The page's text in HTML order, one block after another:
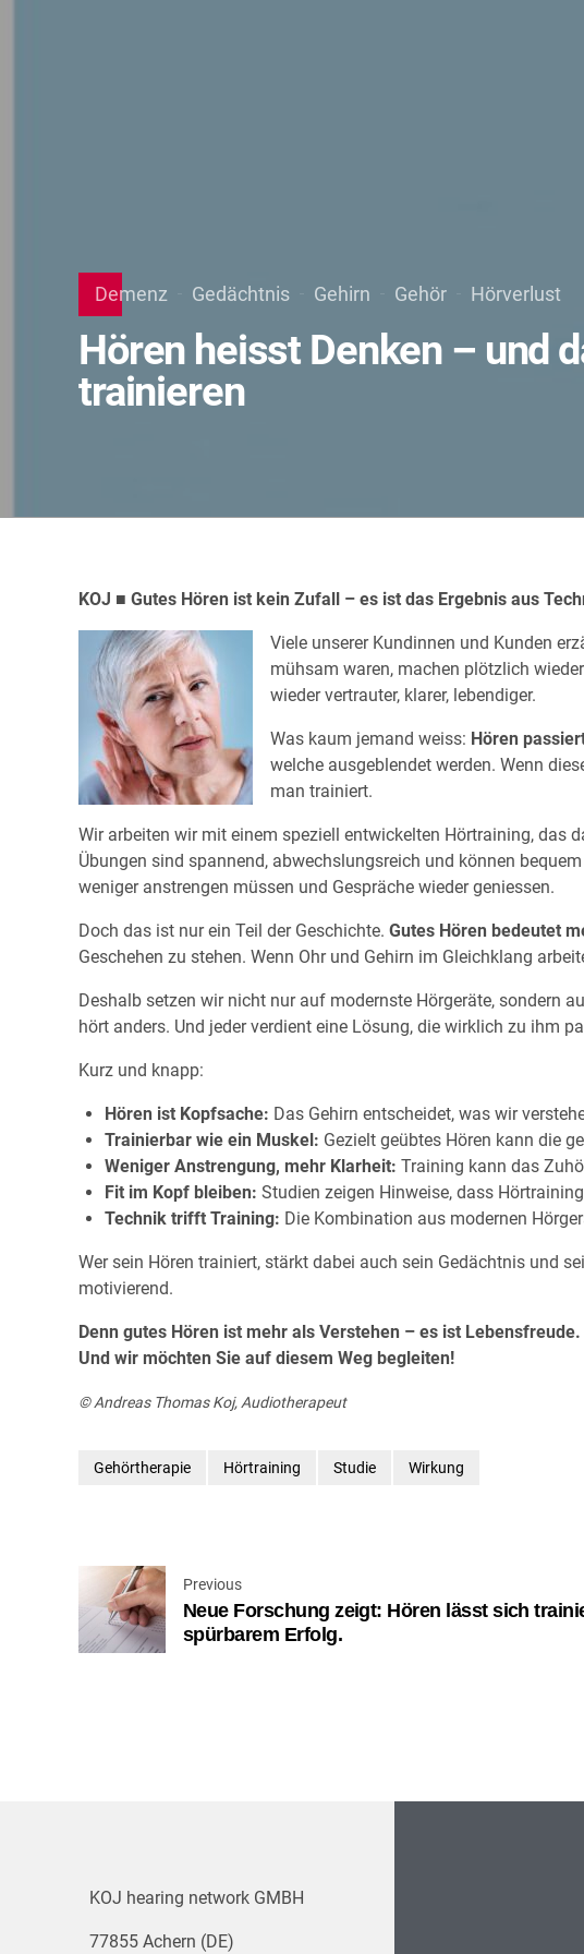
Demenz Gedächtnis Gehirn Gehör Hörverlust
Hören heisst Denken – und
trainieren
KOJ ■ Gutes Hören ist kein Zufall – es ist das Ergebnis aus
Viele unserer Kundinnen und Kunden
mühsam waren, machen plötzlich
wieder vertrauter, klarer, lebendiger.
Was kaum jemand weiss: Hören
welche ausgeblendet werden. Wenn
man trainiert.
Wir arbeiten wir mit einem speziell entwickelten Hörtraining, das
Übungen sind spannend, abwechslungsreich und können
weniger anstrengen müssen und Gespräche wieder geniessen.
Doch das ist nur ein Teil der Geschichte. Gutes Hören bedeutet
Geschehen zu stehen. Wenn Ohr und Gehirn im Gleichklang
Deshalb setzen wir nicht nur auf modernste Hörgeräte, sondern
hört anders. Und jeder verdient eine Lösung, die wirklich zu ihm
Kurz und knapp:
Hören ist Kopfsache: Das Gehirn entscheidet, was wir
Trainierbar wie ein Muskel: Gezielt geübtes Hören kann die
Weniger Anstrengung, mehr Klarheit: Training kann das
Fit im Kopf bleiben: Studien zeigen Hinweise, dass
Technik trifft Training: Die Kombination aus modernen
Wer sein Hören trainiert, stärkt dabei auch sein Gedächtnis und
motivierend.
Denn gutes Hören ist mehr als Verstehen – es ist Lebensfreude.
Und wir möchten Sie auf diesem Weg begleiten!
© Andreas Thomas Koj, Audiotherapeut
Gehörtherapie Hörtraining Studie Wirkung
Previous
Neue Forschung zeigt: Hören lässt sich
spürbarem Erfolg.
KOJ hearing network GMBH
77855 Achern (DE)